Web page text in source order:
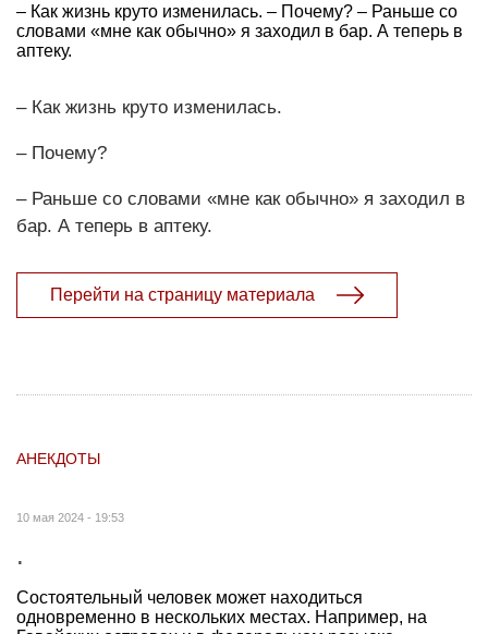
– Как жизнь круто изменилась. – Почему? – Раньше со
словами «мне как обычно» я заходил в бар. А теперь в
аптеку.
– Как жизнь круто изменилась.
– Почему?
– Раньше со словами «мне как обычно» я заходил в
бар. А теперь в аптеку.
Перейти на страницу материала
АНЕКДОТЫ
10 мая 2024 - 19:53
.
Состоятельный человек может находиться
одновременно в нескольких местах. Например, на